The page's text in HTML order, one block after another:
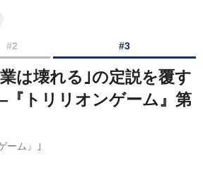
#2 #3
は壊れる｣の定説を覆す
トリリオンゲーム』第
ーム』｣